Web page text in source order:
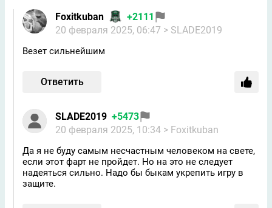
Foxitkuban
+2111
20 февраля 2025, 06:47 > SLADE2019
Везет сильнейшим
Ответить
SLADE2019 +5473
20 февраля 2025, 10:34 > Foxitkuban
Да я не буду самым несчастным человеком на свете,
если этот фарт не пройдет. Но на это не следует
надеяться сильно. Надо бы быкам укрепить игру в
защите.